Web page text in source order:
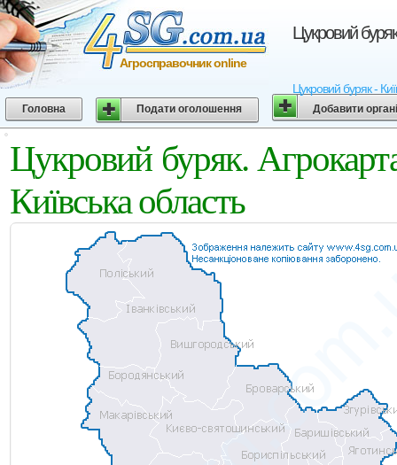
Цукровий
Цукровий буряк -
Агросправочник online
Головна Подати оголошення Добавити
Цукровий буряк.
Київська область